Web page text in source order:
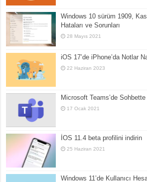
Windows 10 sürüm 1909,
Hataları ve Sorunları
28 Mayıs 2021
iOS 17’de iPhone’da Notlar
22 Haziran 2023
Microsoft Teams’de
17 Ocak 2021
İOS 11.4 beta profilini indirin
25 Haziran 2021
Windows 11’de Kullanıcı